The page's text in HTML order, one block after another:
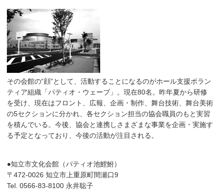
その会館の“顔”として、活動することになるのがホール支援ボラン
ティア組織「パティオ・ウェーブ」。現在80名。昨年夏から研修
を受け、現在はフロント、広報、企画・制作、舞台技術、舞台美術
の5セクションに分かれ、各セクション担当の協会職員のもと実習
を積んでいる。今後、協会と連携しさまざまな事業を企画・実施す
る予定となっており、今後の活動が注目される。
●知立市文化会館（パティオ池鯉鮒）
〒472-0026 知立市上重原町間瀬口9
Tel. 0566-83-8100 永井聡子